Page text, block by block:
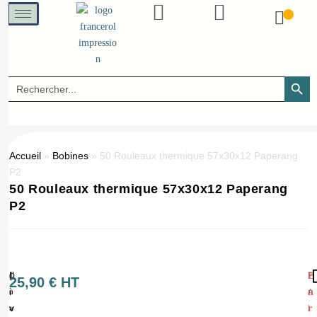
Search
for:
SEARCH
Accueil » Bobines » 50 Rouleaux thermique 57x30x12 Paperang
P2
50 Rouleaux thermique 57x30x12 Paperang
P2
Q
u
a
(
1
=
L
i
v
25,90€ HT
E
n
r
P
A
I